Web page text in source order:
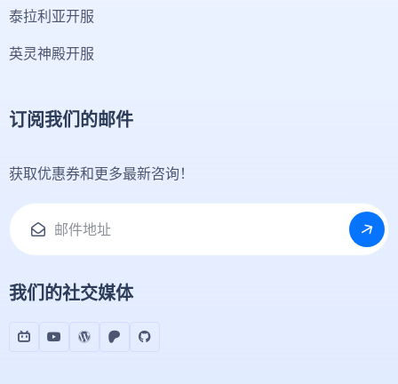
泰拉利亚开服
英灵神殿开服
订阅我们的邮件
获取优惠券和更多最新咨询！
我们的社交媒体